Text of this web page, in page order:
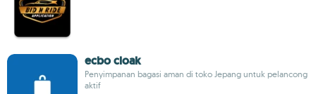
ecbo cloak
Penyimpanan bagasi aman di toko Jepang untuk pelancong
aktif